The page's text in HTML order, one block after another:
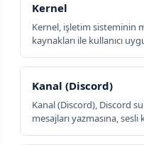
Kernel
Kernel, işletim sisteminin
kaynakları ile kullanıcı
Kanal (Discord)
Kanal (Discord), Discord
mesajları yazmasına,